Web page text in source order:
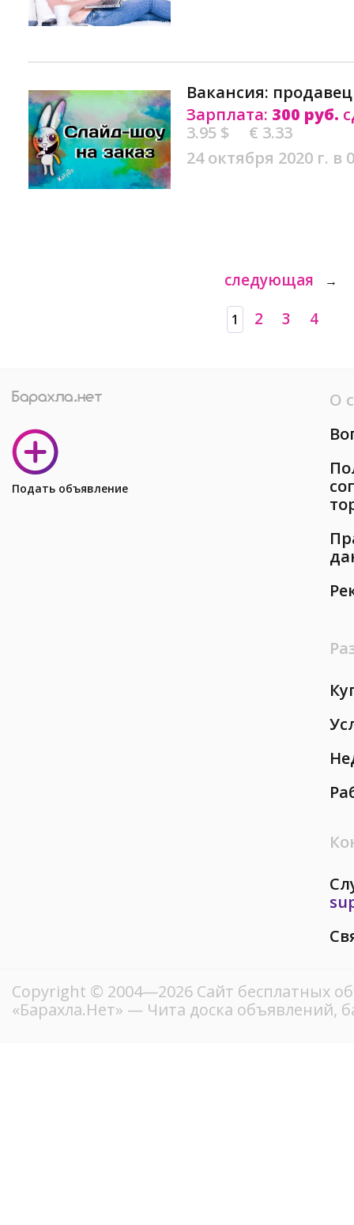
Вакансия:
Зарплата: 300 руб.
3.95 $
€ 3.33
24 октября 2020 г. в
следующая →
1 2 3 4
Подать объявление
О
Copyright © 2004—2026 Сайт бесплатных
«Барахла.Нет» — Чита доска объявлений,